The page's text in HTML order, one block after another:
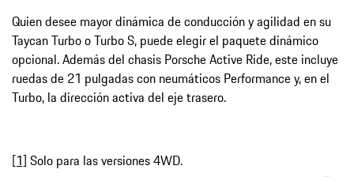
Quien desee mayor dinámica de conducción y agilidad en su
Taycan Turbo o Turbo S, puede elegir el paquete dinámico
opcional. Además del chasis Porsche Active Ride, este incluye
ruedas de 21 pulgadas con neumáticos Performance y, en el
Turbo, la dirección activa del eje trasero.
[1] Solo para las versiones 4WD.